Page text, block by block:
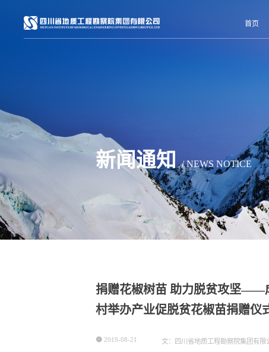
首页
新闻通知/ NEWS NOTICE
捐赠花椒树苗 助力脱贫攻坚——
村举办产业促脱贫花椒苗捐赠仪
 2019-08-21 文：四川省地质工程勘察院集团有限